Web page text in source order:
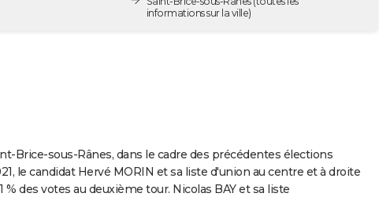
informations sur la ville)
Brice-sous-Rânes, dans le cadre des précédentes élections
le candidat Hervé MORIN et sa liste d'union au centre et à droite
% des votes au deuxième tour. Nicolas BAY et sa liste